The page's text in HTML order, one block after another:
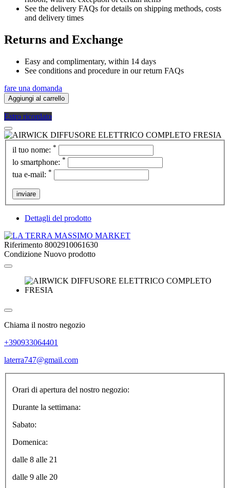
See the delivery FAQs for details on shipping methods, costs
and delivery times
Returns and Exchange
Easy and complimentary, within 14 days
See conditions and procedure in our return FAQs
fare una domanda
Aggiungi al carrello
Estro ricordato
il tuo nome: *
lo smartphone: *
tua e-mail: *
inviare
Dettagli del prodotto
Riferimento 8002910061630
Condizione Nuovo prodotto
Chiama il nostro negozio
+390933064401
laterra747@gmail.com
Orari di apertura del nostro negozio:
Durante la settimana:
Sabato:
Domenica:
dalle 8 alle 21
dalle 9 alle 20